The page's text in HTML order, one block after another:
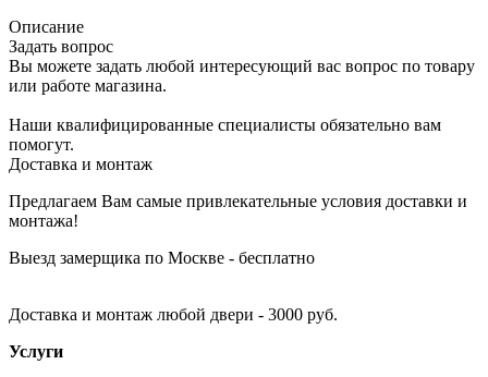
Описание
Задать вопрос
Вы можете задать любой интересующий вас вопрос по товару
или работе магазина.
Наши квалифицированные специалисты обязательно вам
помогут.
Доставка и монтаж
Предлагаем Вам самые привлекательные условия доставки и
монтажа!
Выезд замерщика по Москве - бесплатно
Доставка и монтаж любой двери - 3000 руб.
Услуги